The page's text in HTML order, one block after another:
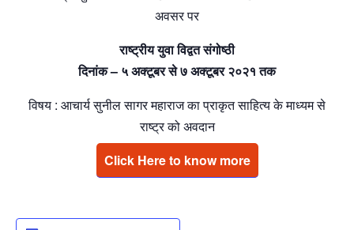
अवसर पर
राष्ट्रीय युवा विद्वत संगोष्ठी
दिनांक – ५ अक्टूबर से ७ अक्टूबर २०२१ तक
विषय : आचार्य सुनील सागर महाराज का प्राकृत साहित्य के माध्यम से
राष्ट्र को अवदान
Click Here to know more